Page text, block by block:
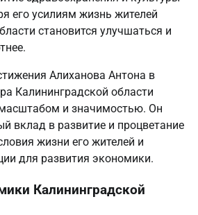
его усилиям жизнь жителей
становится улучшаться и
Алиханова Антона в
Калининградской области
и значимостью. Он
вклад в развитие и процветание
жизни его жителей и
для развития экономики.
Калининградской